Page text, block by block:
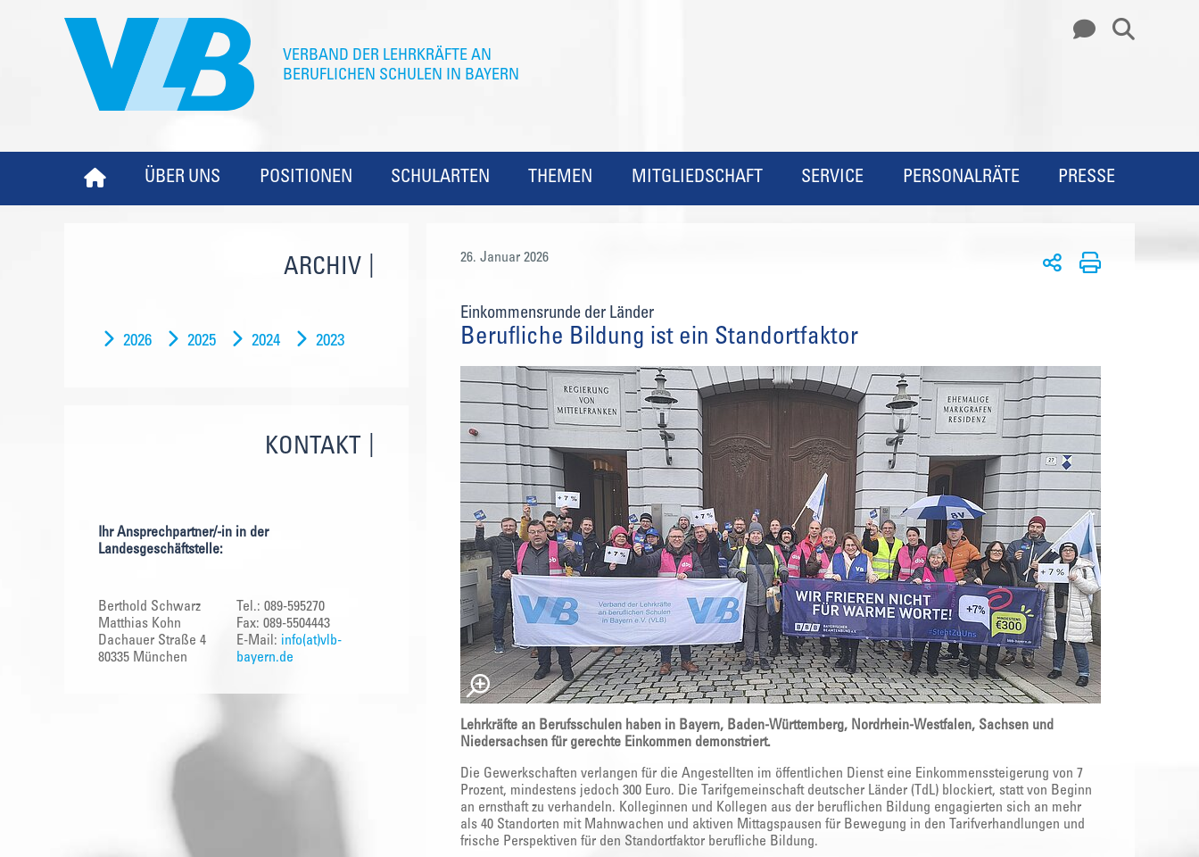
ÜBER UNS POSITIONEN SCHULARTEN THEMEN MITGLIEDSCHAFT SERVICE PERSONALRÄTE PRESSE
ARCHIV
2026 2025 2024 2023
KONTAKT
Ihr Ansprechpartner/-in in der
Landesgeschäftstelle:
Berthold Schwarz
Matthias Kohn
Dachauer Straße 4
80335 München
Tel.: 089-595270
Fax: 089-5504443
E-Mail: info(at)vlb-
bayern.de
26. Januar 2026
Einkommensrunde der Länder
Berufliche Bildung ist ein Standortfaktor
Lehrkräfte an Berufsschulen haben in Bayern, Baden-Württemberg, Nordrhein-Westfalen, Sachsen und
Niedersachsen für gerechte Einkommen demonstriert.
Die Gewerkschaften verlangen für die Angestellten im öffentlichen Dienst eine Einkommenssteigerung von 7
Prozent, mindestens jedoch 300 Euro. Die Tarifgemeinschaft deutscher Länder (TdL) blockiert, statt von Beginn
an ernsthaft zu verhandeln. Kolleginnen und Kollegen aus der beruflichen Bildung engagierten sich an mehr
als 40 Standorten mit Mahnwachen und aktiven Mittagspausen für Bewegung in den Tarifverhandlungen und
frische Perspektiven für den Standortfaktor berufliche Bildung.